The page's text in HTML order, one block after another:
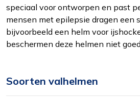
speciaal voor ontworpen en past
mensen met epilepsie dragen een
bijvoorbeeld een helm voor
beschermen deze helmen niet
Soorten valhelmen